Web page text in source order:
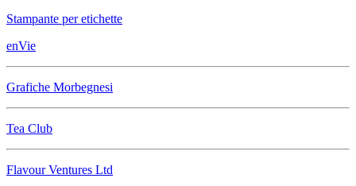
Stampante per etichette
enVie
Grafiche Morbegnesi
Tea Club
Flavour Ventures Ltd